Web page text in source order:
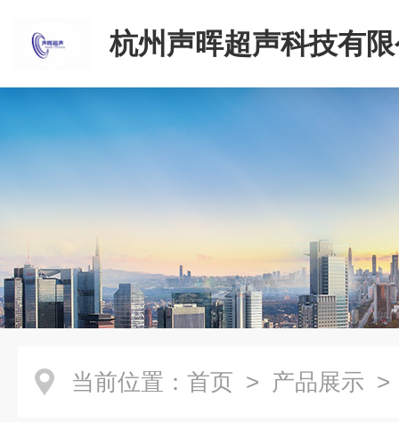
杭州声晖超声科技有
当前位置： 首页 > 产品展示